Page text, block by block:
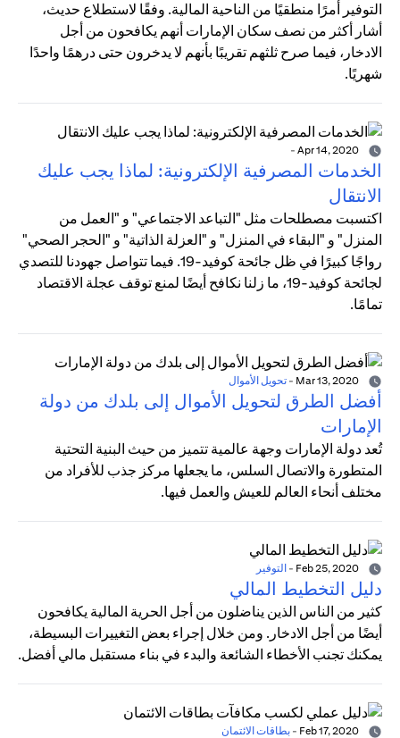
التوفير أمرًا منطقيًا من الناحية المالية. وفقًا لاستطلاع حديث،
أشار أكثر من نصف سكان الإمارات أنهم يكافحون من أجل
الادخار، فيما صرح ثلثهم تقريبًا بأنهم لا يدخرون حتى درهمًا واحدًا
شهريًا.
-
الخدمات المصرفية الإلكترونية: لماذا يجب عليك
الانتقال
اكتسبت مصطلحات مثل "التباعد الاجتماعي" و "العمل من
المنزل" و "البقاء في المنزل" و "العزلة الذاتية" و "الحجر الصحي"
رواجًا كبيرًا في ظل جائحة كوفيد-19. فيما تتواصل جهودنا للتصدي
لجائحة كوفيد-19، ما زلنا نكافح أيضًا لمنع توقف عجلة الاقتصاد
تمامًا.
- تحويل الأموال
أفضل الطرق لتحويل الأموال إلى بلدك من دولة
الإمارات
تُعد دولة الإمارات وجهة عالمية تتميز من حيث البنية التحتية
المتطورة والاتصال السلس، ما يجعلها مركز جذب للأفراد من
مختلف أنحاء العالم للعيش والعمل فيها.
- التوفير
دليل التخطيط المالي
كثير من الناس الذين يناضلون من أجل الحرية المالية يكافحون
أيضًا من أجل الادخار. ومن خلال إجراء بعض التغييرات البسيطة،
يمكنك تجنب الأخطاء الشائعة والبدء في بناء مستقبل مالي أفضل.
- بطاقات الائتمان